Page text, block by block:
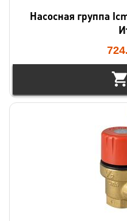
Насосная группа